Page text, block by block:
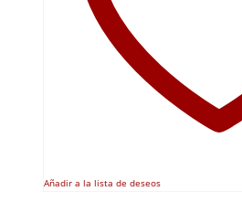
Añadir a la lista de deseos